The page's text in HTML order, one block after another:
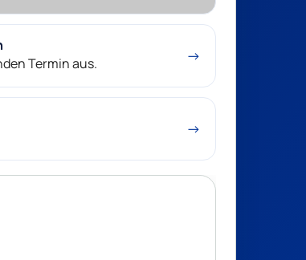
Termin aus.
→
→